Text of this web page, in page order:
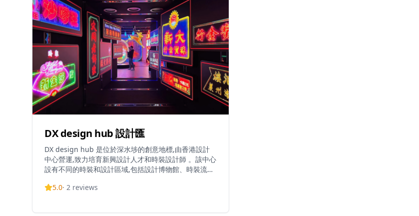
DX design hub 設計匯
DX design hub 是位於深水埗的創意地標,由香港設計
中心營運,致力培育新興設計人才和時裝設計師 。該中心
設有不同的時裝和設計區域,包括設計博物館、時裝流行
意和交流意念的平台,設有孵化空間、展覽區域和創意協
5.0· 2 reviews